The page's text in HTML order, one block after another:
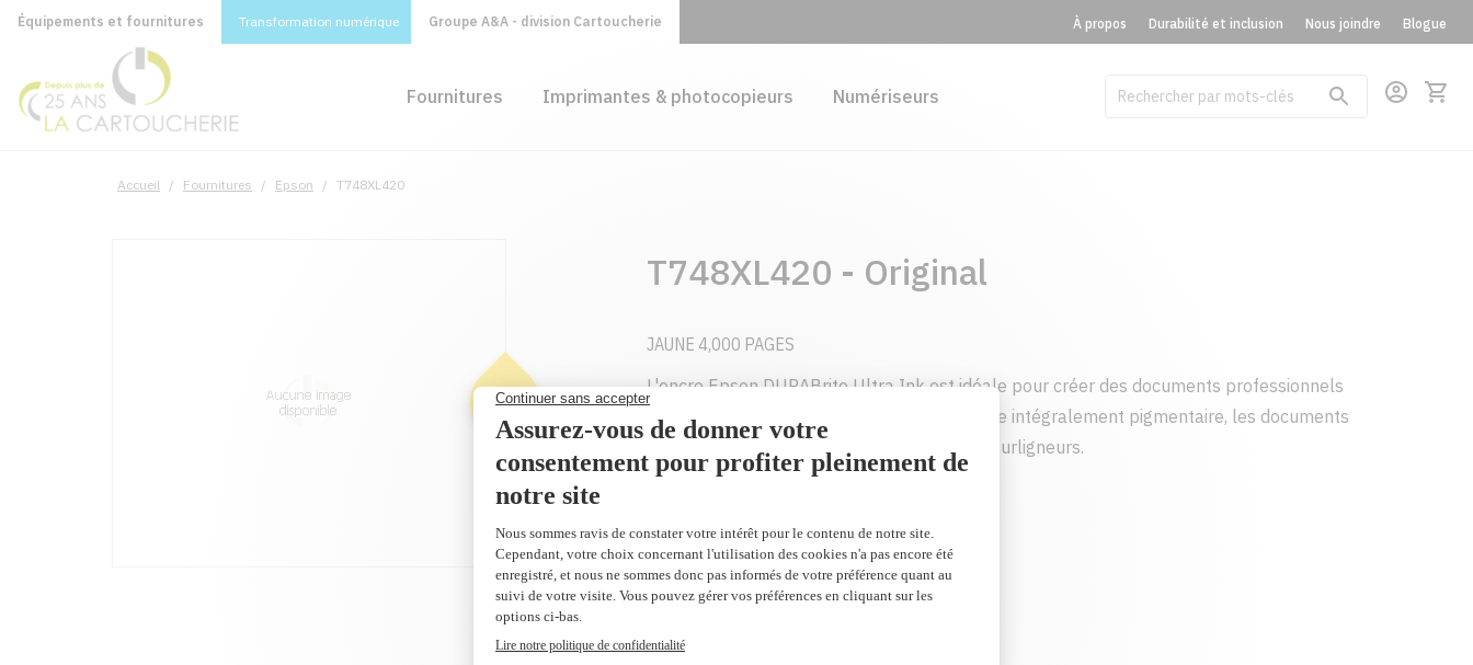
Équipements et fournitures Transformation numérique Groupe A&A - division Cartoucherie À propos Durabilité et inclusion Nous joindre Blogue
Fournitures Imprimantes & photocopieurs Numériseurs
Accueil / Fournitures / Epson / T748XL420
T748XL420 - Original
JAUNE 4,000 PAGES
L'encre Epson DURABrite Ultra Ink est idéale pour créer des documents professionnels
de qualité laser. Grâce à son système d'encre intégralement pigmentaire, les documents
sont résistants à l'eau, au maculage et aux surligneurs.
AJOUTER AU PANIER